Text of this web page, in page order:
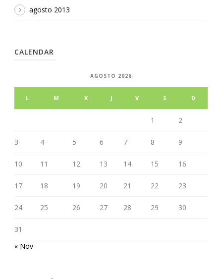
agosto 2013
CALENDAR
AGOSTO 2026
L M X J V S D
1 2
3 4 5 6 7 8 9
10 11 12 13 14 15 16
17 18 19 20 21 22 23
24 25 26 27 28 29 30
31
« Nov